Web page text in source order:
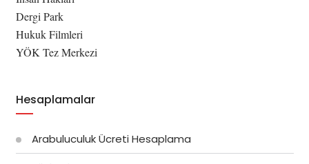
Dergi Park
Hukuk Filmleri
YÖK Tez Merkezi
Hesaplamalar
Arabuluculuk Ücreti Hesaplama